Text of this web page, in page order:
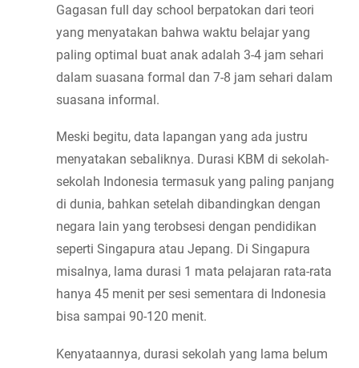
Gagasan full day school berpatokan dari teori
yang menyatakan bahwa waktu belajar yang
paling optimal buat anak adalah 3-4 jam sehari
dalam suasana formal dan 7-8 jam sehari dalam
suasana informal.
Meski begitu, data lapangan yang ada justru
menyatakan sebaliknya. Durasi KBM di sekolah-
sekolah Indonesia termasuk yang paling panjang
di dunia, bahkan setelah dibandingkan dengan
negara lain yang terobsesi dengan pendidikan
seperti Singapura atau Jepang. Di Singapura
misalnya, lama durasi 1 mata pelajaran rata-rata
hanya 45 menit per sesi sementara di Indonesia
bisa sampai 90-120 menit.
Kenyataannya, durasi sekolah yang lama belum